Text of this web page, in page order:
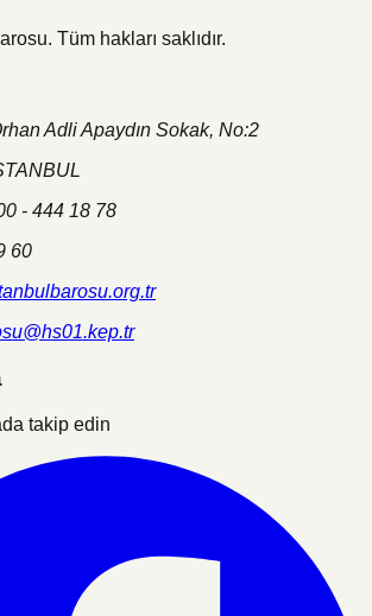
Tüm hakları saklıdır.
Adli Apaydın Sokak, No:2
- 444 18 78
60
takip edin